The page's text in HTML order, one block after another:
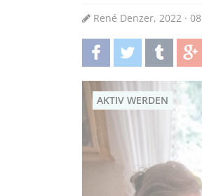
René Denzer, 2022 ·
teilentwittern teilen teilen
AKTIV WERDEN